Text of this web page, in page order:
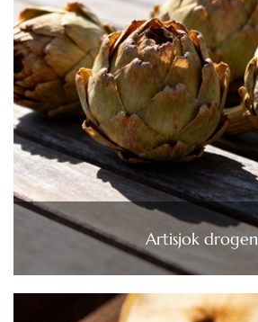
Artisjok drogen